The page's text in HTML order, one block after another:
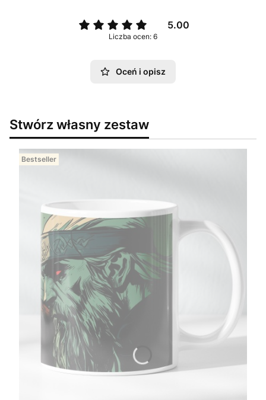
5.00
Liczba ocen: 6
Oceń i opisz
Stwórz własny zestaw
Bestseller